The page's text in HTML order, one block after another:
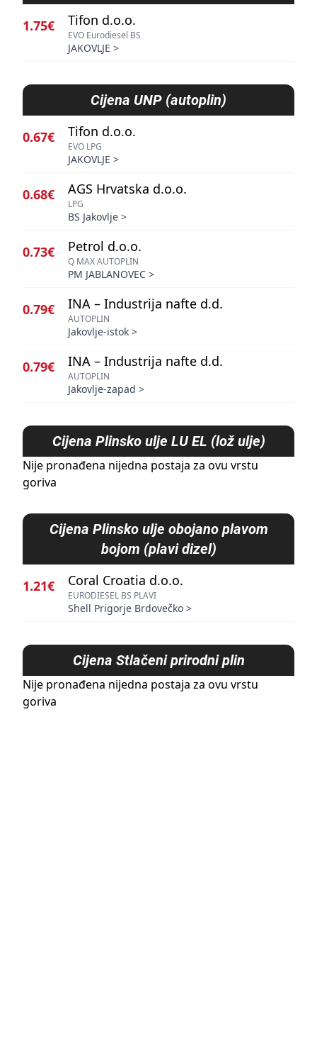
1.75€ Tifon d.o.o.
EVO Eurodiesel BS
JAKOVLJE >
Cijena UNP (autoplin)
0.67€ Tifon d.o.o.
EVO LPG
JAKOVLJE >
0.68€ AGS Hrvatska d.o.o.
LPG
BS Jakovlje >
0.73€ Petrol d.o.o.
Q MAX AUTOPLIN
PM JABLANOVEC >
0.79€ INA – Industrija nafte d.d.
AUTOPLIN
Jakovlje-istok >
0.79€ INA – Industrija nafte d.d.
AUTOPLIN
Jakovlje-zapad >
Cijena Plinsko ulje LU EL (lož ulje)
Nije pronađena nijedna postaja za ovu vrstu
goriva
Cijena Plinsko ulje obojano plavom
bojom (plavi dizel)
1.21€ Coral Croatia d.o.o.
EURODIESEL BS PLAVI
Shell Prigorje Brdovečko >
Cijena Stlačeni prirodni plin
Nije pronađena nijedna postaja za ovu vrstu
goriva